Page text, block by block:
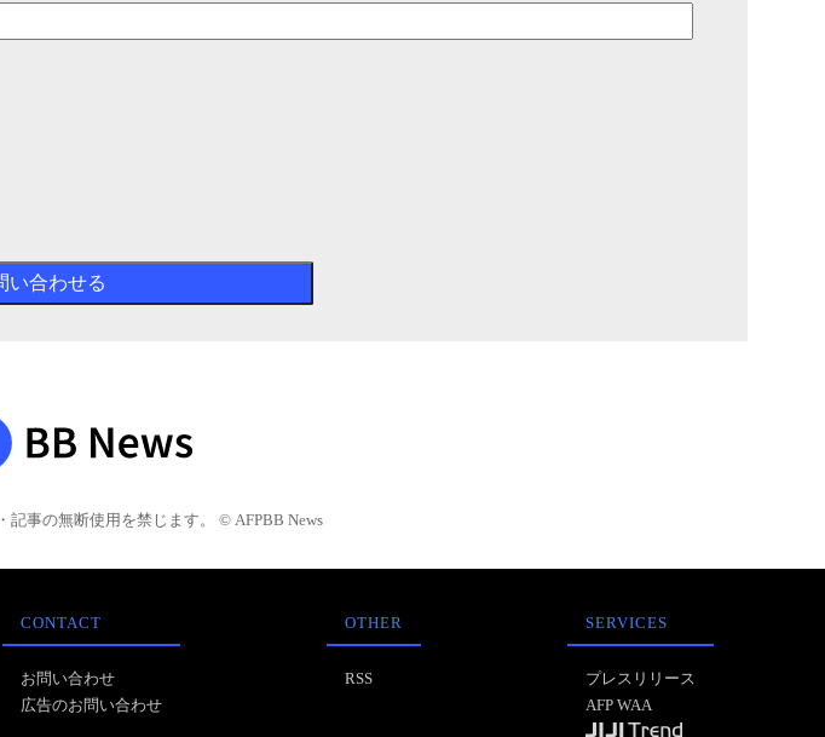
記事の無断使用を禁じます。 © AFPBB News
CONTACT
お問い合わせ
広告のお問い合わせ
OTHER
RSS
SERVICES
プレスリリース
AFP WAA